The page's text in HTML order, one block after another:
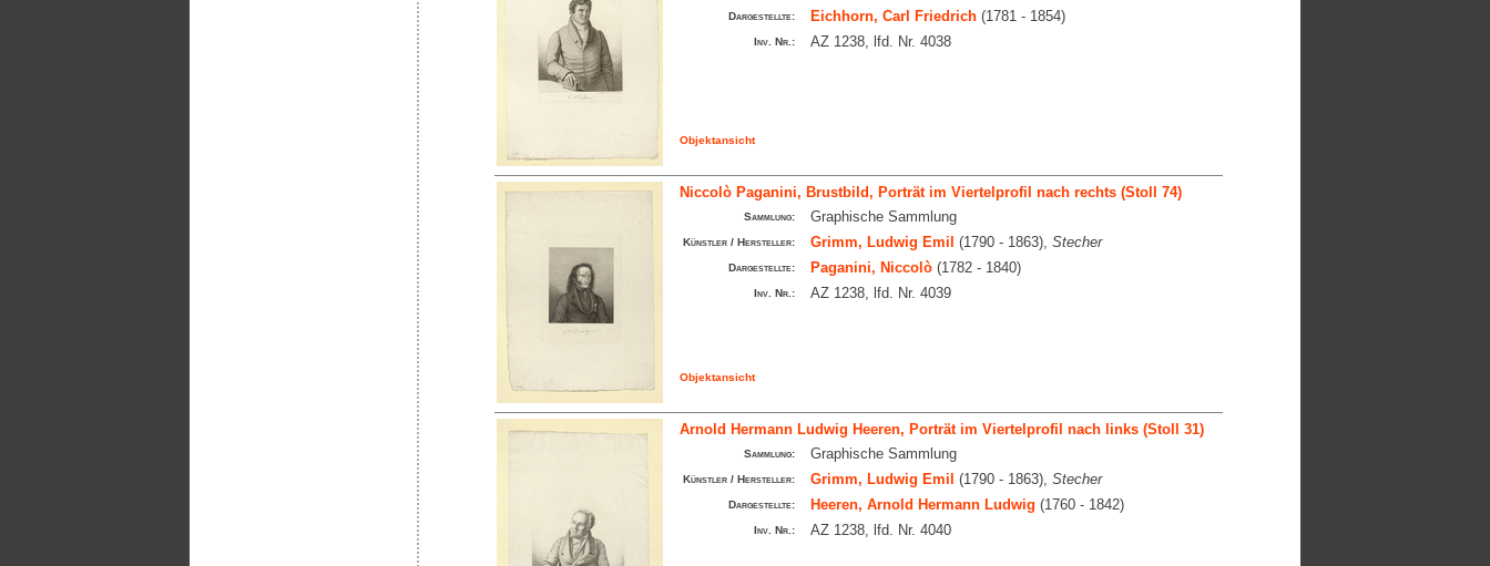
Dargestellte: Eichhorn, Carl Friedrich(1781 - 1854)
Inv. Nr.: AZ 1238, lfd. Nr. 4038
Objektansicht
Niccolò Paganini, Brustbild, Porträt im Viertelprofil nach rechts (Stoll 74)
Sammlung: Graphische Sammlung
Künstler / Hersteller: Grimm, Ludwig Emil (1790 - 1863), Stecher
Dargestellte: Paganini, Niccolò(1782 - 1840)
Inv. Nr.: AZ 1238, lfd. Nr. 4039
Objektansicht
Arnold Hermann Ludwig Heeren, Porträt im Viertelprofil nach links (Stoll 31)
Sammlung: Graphische Sammlung
Künstler / Hersteller: Grimm, Ludwig Emil (1790 - 1863), Stecher
Dargestellte: Heeren, Arnold Hermann Ludwig (1760 - 1842)
Inv. Nr.: AZ 1238, lfd. Nr. 4040